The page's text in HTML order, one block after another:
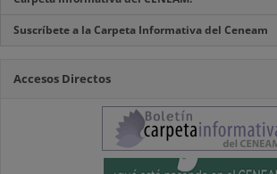
Suscríbete a la Carpeta Informativa del Ceneam
Accesos Directos